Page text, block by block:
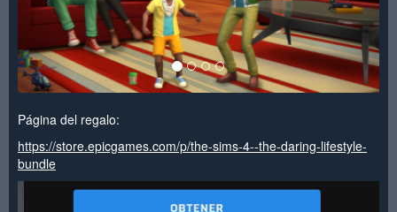
Página del regalo:
https://store.epicgames.com/p/the-sims-4--the-daring-lifestyle-
bundle